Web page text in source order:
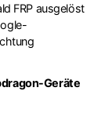
FRP ausgelöst
Geräte